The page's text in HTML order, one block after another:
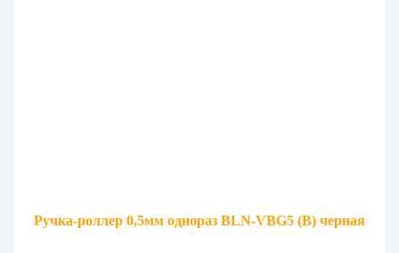
Ручка-роллер 0,5мм однораз BLN-VBG5 (B) черная